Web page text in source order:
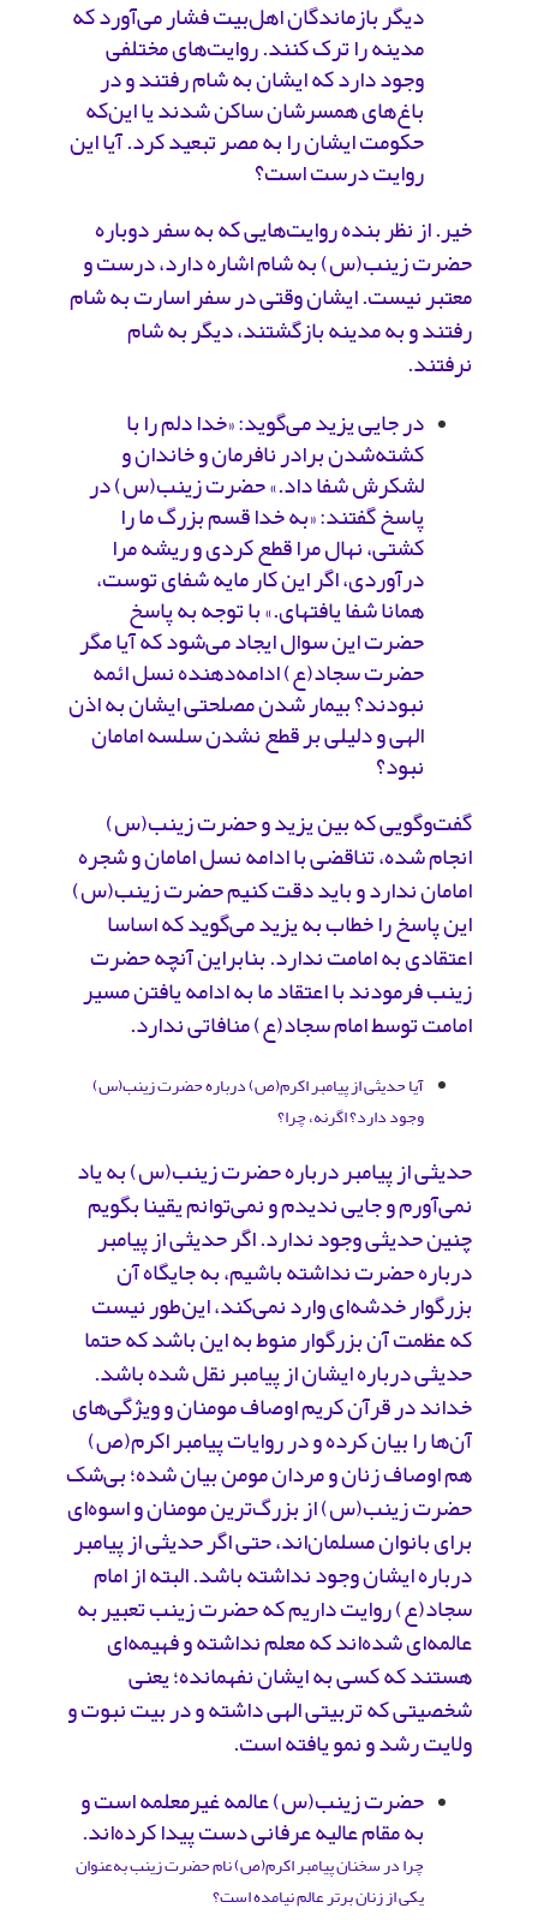
دیگر بازماندگان اهل‌بیت فشار می‌آورد که
مدینه را ترک کنند. روایت‌های مختلفی
وجود دارد که ایشان به شام رفتند و در
باغ‌های همسرشان ساکن شدند یا این‌که
حکومت ایشان را به مصر تبعید کرد. آیا این
روایت درست است؟
خیر. از نظر بنده روایت‌هایی که به سفر دوباره
حضرت زینب(س) به شام اشاره دارد، درست و
معتبر نیست. ایشان وقتی در سفر اسارت به شام
رفتند و به مدینه بازگشتند، دیگر به شام
نرفتند.
در جایی یزید می‌گوید: «خدا دلم را با
کشته‌شدن برادر نافرمان و خاندان و
لشکرش شفا داد.» حضرت زینب(س) در
پاسخ گفتند: «به خدا قسم بزرگ ما را
کشتی، نهال مرا قطع کردی و ریشه مرا
درآوردی، اگر این کار مایه شفای توست،
همانا شفا یافته‎ای.» با توجه به پاسخ
حضرت این سوال ایجاد می‌شود که آیا مگر
حضرت سجاد(ع) ادامه‌دهنده نسل ائمه
نبودند؟ بیمار شدن مصلحتی ایشان به اذن
الهی و دلیلی بر قطع نشدن سلسه امامان
نبود؟
گفت‌و‌گویی که بین یزید و حضرت ‌زینب(س)
انجام شده، تناقضی با ادامه نسل امامان و شجره
امامان ندارد و باید دقت کنیم حضرت زینب(س)
این پاسخ ‌را خطاب به یزید می‌گوید که اساسا
اعتقادی به امامت ندارد. بنابراین آنچه حضرت
‌زینب فرمودند با اعتقاد ما به ادامه یافتن مسیر
امامت توسط امام‌ سجاد(ع) منافاتی‌ ندارد.
آیا حدیثی از پیامبر اکرم(ص) درباره حضرت زینب(س)
وجود دارد؟ اگرنه، چرا؟
حدیثی از پیامبر درباره حضرت ‌زینب(س) به یاد
نمی‌آورم و جایی ندیدم و نمی‌توانم یقینا بگویم
چنین حدیثی وجود ندارد. اگر حدیثی از پیامبر
درباره حضرت نداشته باشیم، به جایگاه آن
بزرگوار خدشه‌ای وارد نمی‌کند، این‌طور نیست
که عظمت آن بزرگوار منوط به این باشد که حتما
حدیثی درباره ایشان از پیامبر نقل شده باشد.
خداند در قرآن کریم اوصاف مومنان و ویژگی‌های
آن‌ها را بیان کرده و در روایات پیامبر اکرم(ص)
هم اوصاف زنان و مردان مومن بیان شده؛ بی‌شک
حضرت ‌زینب(س) از بزرگ‌ترین مومنان و اسوه‌ای
برای بانوان مسلمان‌اند، حتی اگر حدیثی از پیامبر
درباره ایشان وجود نداشته باشد. البته از امام
‌سجاد(ع) روایت داریم که حضرت زینب تعبیر به
عالمه‌ای شده‌اند که معلم نداشته و فهیمه‌ای
هستند که کسی به ایشان نفهمانده؛ یعنی
شخصیتی که تربیتی الهی داشته و در بیت نبوت و
ولایت رشد و نمو یافته است.
حضرت زینب(س) عالمه غیرمعلمه است و
به مقام عالیه عرفانی دست پیدا کرده‌اند.
چرا در سخنان پیامبر اکرم(ص) نام حضرت زینب به‌عنوان
یکی از زنان برتر عالم نیامده است؟